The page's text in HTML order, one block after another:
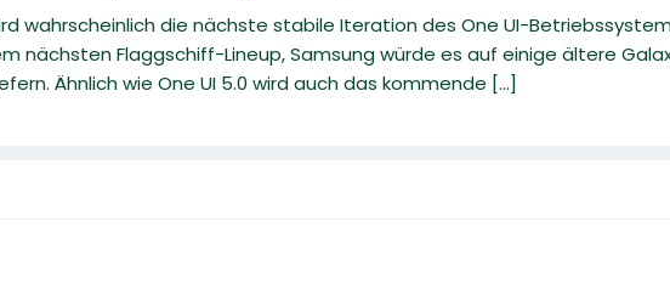
wahrscheinlich die nächste stabile Iteration des One UI-
nächsten Flaggschiff-Lineup, Samsung würde es auf einige ältere
Ähnlich wie One UI 5.0 wird auch das kommende [...]